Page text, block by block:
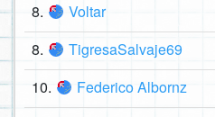
8. Voltar
8. TigresaSalvaje69
10. Federico Albornz